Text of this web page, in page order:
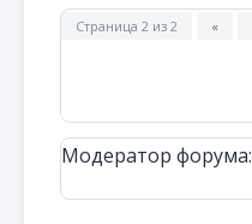
Страница 2 из 2 «
Модератор форума: